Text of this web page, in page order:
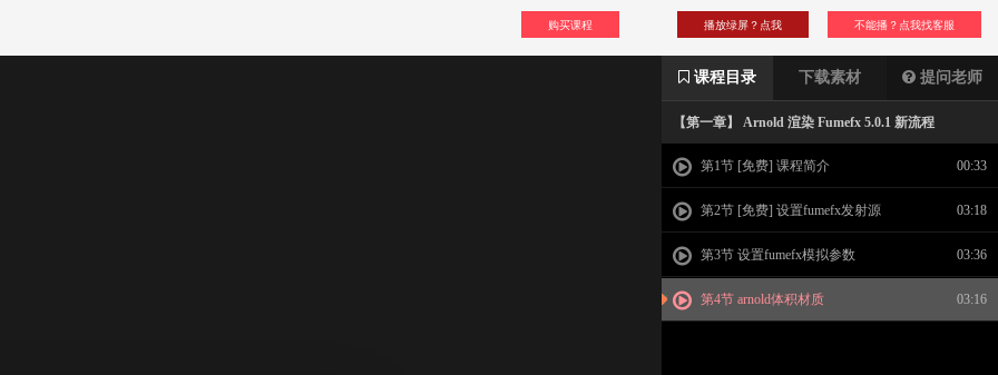
购买课程 不能播？点我找客服
播放绿屏？点我
课程目录 下载素材 提问老师
【第一章】 Arnold 渲染 Fumefx 5.0.1 新流程
第1节 [免费] 课程简介 00:33
第2节 [免费] 设置fumefx发射源 03:18
第3节 设置fumefx模拟参数 03:36
第4节 arnold体积材质 03:16